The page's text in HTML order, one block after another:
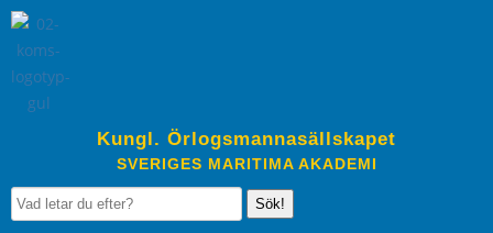
Kungl. Örlogsmannasällskapet
SVERIGES MARITIMA AKADEMI
Sök!